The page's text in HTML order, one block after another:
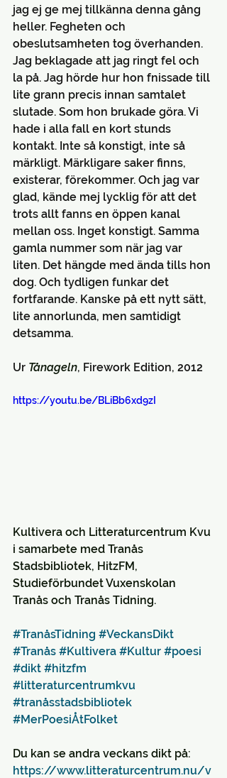
jag ej ge mej tillkänna denna gång
heller. Fegheten och
obeslutsamheten tog överhanden.
Jag beklagade att jag ringt fel och
la på. Jag hörde hur hon fnissade till
lite grann precis innan samtalet
slutade. Som hon brukade göra. Vi
hade i alla fall en kort stunds
kontakt. Inte så konstigt, inte så
märkligt. Märkligare saker finns,
existerar, förekommer. Och jag var
glad, kände mej lycklig för att det
trots allt fanns en öppen kanal
mellan oss. Inget konstigt. Samma
gamla nummer som när jag var
liten. Det hängde med ända tills hon
dog. Och tydligen funkar det
fortfarande. Kanske på ett nytt sätt,
lite annorlunda, men samtidigt
detsamma.
Ur Tånageln, Firework Edition, 2012
https://youtu.be/BLiBb6xd9zI
Kultivera och Litteraturcentrum Kvu
i samarbete med Tranås
Stadsbibliotek, HitzFM,
Studieförbundet Vuxenskolan
Tranås och Tranås Tidning.
#TranåsTidning #VeckansDikt
#Tranås #Kultivera #Kultur #poesi
#dikt #hitzfm
#litteraturcentrumkvu
#tranåsstadsbibliotek
#MerPoesiÅtFolket
Du kan se andra veckans dikt på:
https://www.litteraturcentrum.nu/v